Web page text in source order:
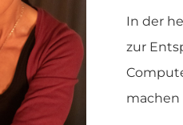
In der
zur
machen